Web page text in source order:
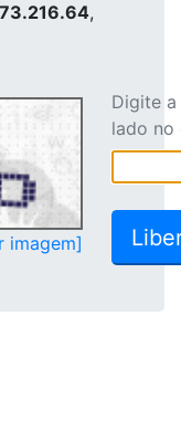
,
imagem]
Digite
lado no